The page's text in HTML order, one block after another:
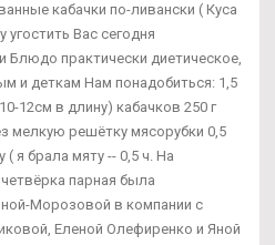
кабачки по-ливански ( Куса
Вас сегодня
практически диетическое,
и деткам Нам понадобиться: 1,5
12см в длину) кабачков 250 г
мелкую решётку мясорубки 0,5
( я брала мяту -- 0,5 ч. На
парная была
Морозовой в компании с
Еленой Олефиренко и Яной